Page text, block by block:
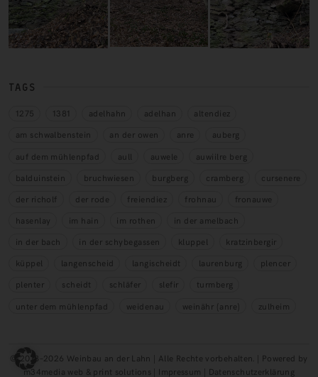
TAGS
1275 1381 adelhahn adelhan
altendiez
am schwalbenstein
an der owen anre
auberg
auf dem mühlenpfad
aull auwele
auwiilre berg
balduinstein
bruchwiesen burgberg cramberg
cursenere
der richolf
der rode freiendiez frohnau
fronauwe
hasenlay
im hain im rothen
in der amelbach
in der bach
in der schybegassen kluppel
kratzinbergir
küppel
langenscheid langischeidt laurenburg
plencer
plenter
scheidt schläfer slefir
turmberg
unter dem mühlenpfad
weidenau weinähr (anre) zulheim
© 2018–2026 Weinbau an der Lahn | Alle Rechte vorbehalten. | Powered by
m34media web & print solutions | Impressum Datenschutzerklärung